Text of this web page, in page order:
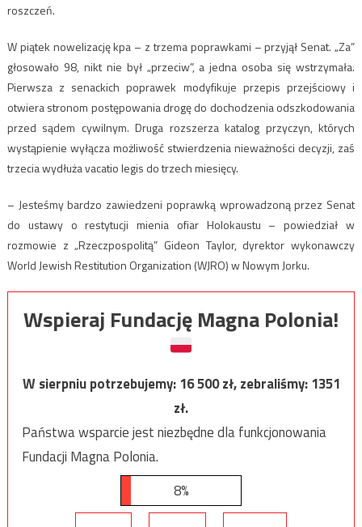
roszczeń.
W piątek nowelizację kpa – z trzema poprawkami – przyjął Senat. „Za”
głosowało 98, nikt nie był „przeciw”, a jedna osoba się wstrzymała.
Pierwsza z senackich poprawek modyfikuje przepis przejściowy i
otwiera stronom postępowania drogę do dochodzenia odszkodowania
przed sądem cywilnym. Druga rozszerza katalog przyczyn, których
wystąpienie wyłącza możliwość stwierdzenia nieważności decyzji, zaś
trzecia wydłuża vacatio legis do trzech miesięcy.
– Jesteśmy bardzo zawiedzeni poprawką wprowadzoną przez Senat
do ustawy o restytucji mienia ofiar Holokaustu – powiedział w
rozmowie z „Rzeczpospolitą” Gideon Taylor, dyrektor wykonawczy
World Jewish Restitution Organization (WJRO) w Nowym Jorku.
Wspieraj Fundację Magna Polonia!
W sierpniu potrzebujemy:16 500zł, zebraliśmy:1351
zł.
Państwa wsparcie jest niezbędne dla funkcjonowania
Fundacji Magna Polonia.
8%